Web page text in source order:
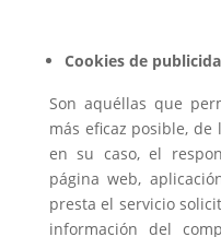
Cookies de
Son aquéllas que
más eficaz posible,
en su caso, el
página web,
presta el servicio
información del